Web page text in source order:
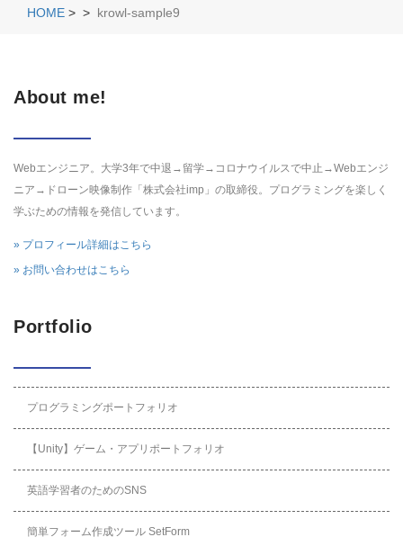
HOME > > krowl-sample9
About me!
Webエンジニア。大学3年で中退→留学→コロナウイルスで中止→Webエンジ
ニア→ドローン映像制作「株式会社imp」の取締役。プログラミングを楽しく
学ぶための情報を発信しています。
» プロフィール詳細はこちら
» お問い合わせはこちら
Portfolio
プログラミングポートフォリオ
【Unity】ゲーム・アプリポートフォリオ
英語学習者のためのSNS
簡単フォーム作成ツール SetForm